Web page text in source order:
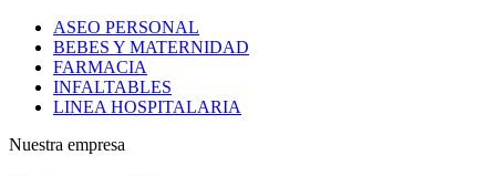
ASEO PERSONAL
BEBES Y MATERNIDAD
FARMACIA
INFALTABLES
LINEA HOSPITALARIA
Nuestra empresa